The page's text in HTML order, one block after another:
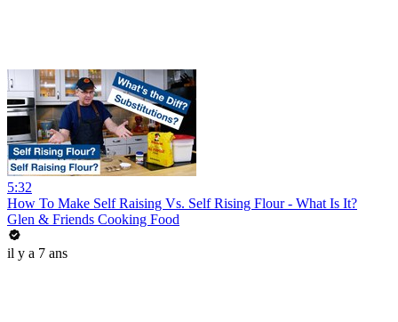
5:32
How To Make Self Raising Vs. Self Rising Flour - What Is It?
Glen & Friends Cooking Food
il y a 7 ans